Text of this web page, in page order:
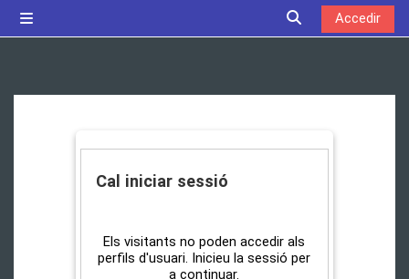
Commuta
Accedir
Cal iniciar sessió
Els visitants no poden accedir als
perfils d'usuari. Inicieu la sessió per
a continuar.